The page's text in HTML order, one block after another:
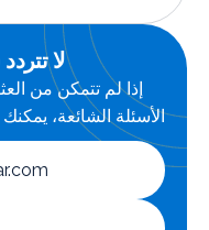
لا تتردد في
إذا لم تتمكن من العثور
الشائعة، يمكنك دائمًا
qatar.com